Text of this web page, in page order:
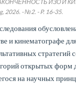
ИЗО И
2026. - №2. - P. 16-35.
и кинематографе
открытых форм
на научных